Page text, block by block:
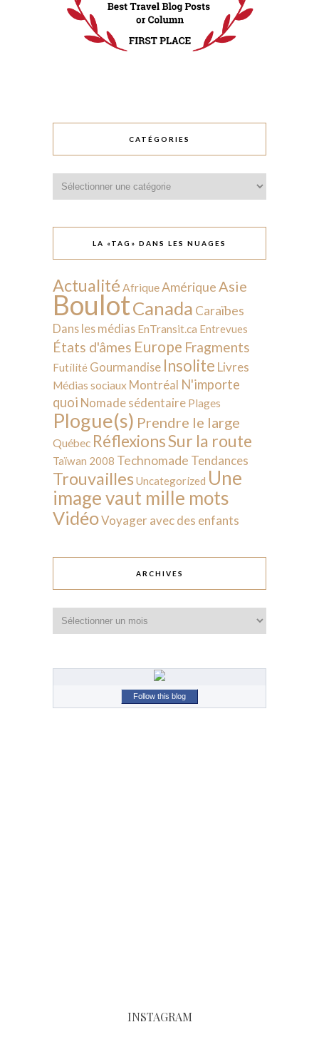
CATÉGORIES
LA «TAG» DANS LES NUAGES
Actualité AfriqueAmérique Asie
BoulotCanada Caraïbes
Dans les médias EnTransit.ca Entrevues
États d'âmes Europe Fragments
Futilité Gourmandise Insolite Livres
Médias sociaux Montréal N'importe
quoi Nomade sédentaire Plages
Plogue(s) Prendre le large
Québec RéflexionsSur la route
Taïwan 2008 Technomade Tendances
Trouvailles Uncategorized Une
image vaut mille mots
VidéoVoyager avec des enfants
ARCHIVES
Follow this blog
INSTAGRAM